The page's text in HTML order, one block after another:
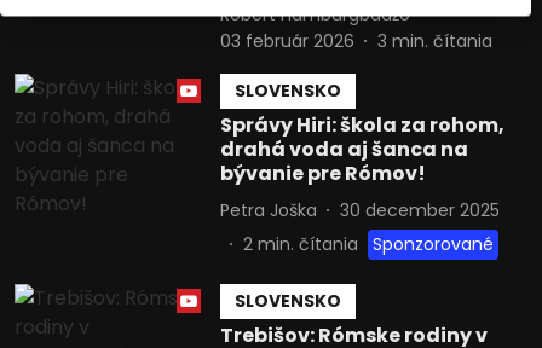
Róbert Hamburgbadžo
03 február 2026
3 min. čítania
SLOVENSKO
Správy Hiri: škola za rohom,
drahá voda aj šanca na
bývanie pre Rómov!
Petra Joška
30 december 2025
2 min. čítania Sponzorované
SLOVENSKO
Trebišov: Rómske rodiny v
USA.
Váš súhlas a zásady používania cookie sa vzťahujú výlučne na
túto webovú stránku/aplikáciu.
Zobraziť zoznam partnerov (1009 predajcovia IAB)
Vaše údaje používame na nasledujúce účely:
Účely spracovania IAB:
Uchovávanie alebo prístup k
informáciám na zariadení
reklamy
Vytvoriť profily pre personalizovanú